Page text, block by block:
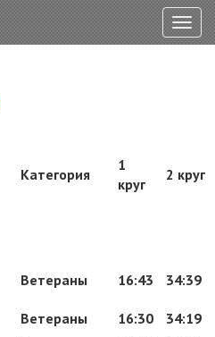
Категория
1
круг
2 круг
Ветераны 16:43 34:39
Ветераны 16:30
34:19